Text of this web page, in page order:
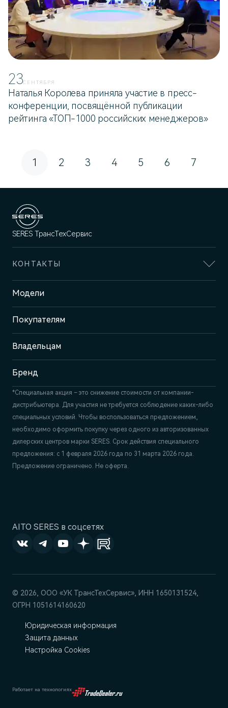
23СЕНТЯБРЯ
Наталья Королева приняла участие в пресс-
конференции, посвящённой публикации
рейтинга «ТОП-1000 российских менеджеров»
1 2 3 4 5 6 7
AITO SERES в соцсетях
SERES ТрансТехСервис
КОНТАКТЫ
Адрес
Казань, пр-т Победы, 93к1
Отдел продаж
+7 (843) 210-39-45
Сервис
+7 (843) 558-22-74
Модели
Покупателям
Владельцам
Бренд
*Специальная акция – это снижение стоимости от компании-
дистрибьютера. Для участия не требуется соблюдение каких-либо
специальных условий. Чтобы воспользоваться предложением,
необходимо оформить покупку через одного из авторизованных
дилерских центров марки SERES. Срок действия специального
предложения: с 1 февраля 2026 года по 31 марта 2026 года.
Предложение ограничено. Не оферта.
© 2026, ООО «УК ТрансТехСервис», ИНН 1650131524,
ОГРН 1051614160620
Юридическая информация
Защита данных
Настройка Cookies
Работает на технологиях